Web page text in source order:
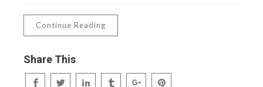
Continue Reading
Share This